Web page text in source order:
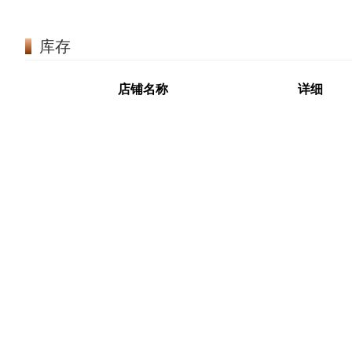
库存
店铺名称 详细